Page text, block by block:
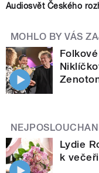
Audiosvět Českého
MOHLO BY VÁS
Lydie
k večeři